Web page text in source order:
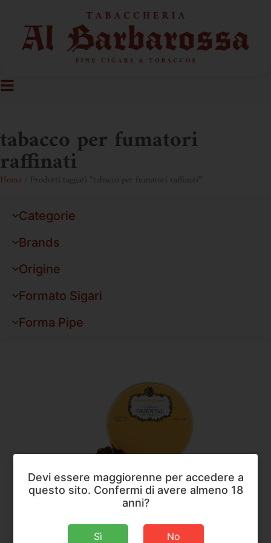
tabacco per fumatori
raffinati
Home / Prodotti taggati “tabacco per fumatori raffinati”
Categorie
Brands
Origine
Formato Sigari
Forma Pipe
Robert McConnell,Tabacco da Pipa
Robert McConnell Oriental Pipe Tobacco
Devi essere maggiorenne per accedere a
questo sito. Confermi di avere almeno 18
anni?
Sì No